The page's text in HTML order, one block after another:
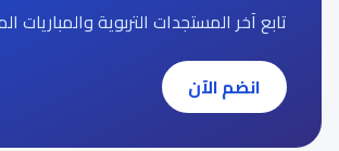
تابع آخر المستجدات التربوية والمباريات
انضم الآن